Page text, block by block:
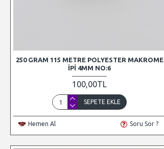
250 GRAM 115 METRE POLYESTER MAKROME
İPI 4MM NO:6
100,00TL
SEPETE EKLE
Hemen Al Soru Sor ?